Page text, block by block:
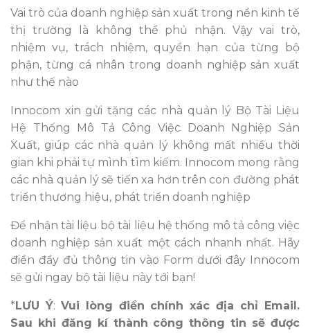
Vai trò của doanh nghiệp sản xuất trong nền kinh tế
thị trường là không thể phủ nhận. Vậy vai trò,
nhiệm vụ, trách nhiệm, quyền hạn của từng bộ
phận, từng cá nhân trong doanh nghiệp sản xuất
như thế nào
Innocom xin gửi tặng các nhà quản lý Bộ Tài Liệu
Hệ Thống Mô Tả Công Việc Doanh Nghiệp Sản
Xuất, giúp các nhà quản lý không mất nhiều thời
gian khi phải tự mình tìm kiếm. Innocom mong rằng
các nhà quản lý sẽ tiến xa hơn trên con đường phát
triển thương hiệu, phát triển doanh nghiệp
Để nhận tài liệu bộ tài liệu hệ thống mô tả công việc
doanh nghiệp sản xuất một cách nhanh nhất. Hãy
điền đầy đủ thông tin vào Form dưới đây Innocom
sẽ gửi ngay bộ tài liệu này tới bạn!
* LƯU Ý: Vui lòng điền chính xác địa chỉ Email.
Sau khi đăng kí thành công thông tin sẽ được